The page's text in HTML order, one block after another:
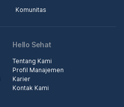
Komunitas
Hello Sehat
Tentang Kami
Profil Manajemen
Karier
Kontak Kami